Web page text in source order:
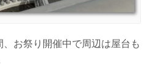
お祭り開催中で周辺は屋台も